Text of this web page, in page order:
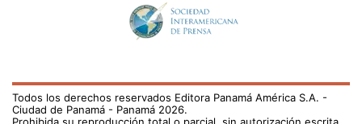
Todos los derechos reservados Editora Panamá América S.A. -
Ciudad de Panamá - Panamá 2026.
Prohibida su reproducción total o parcial, sin autorización escrita